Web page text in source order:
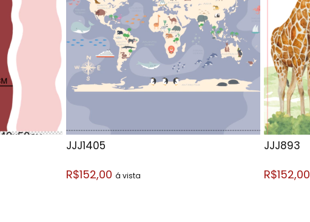
JJJ1405
R$152,00 á vista
JJJ893
R$152,00